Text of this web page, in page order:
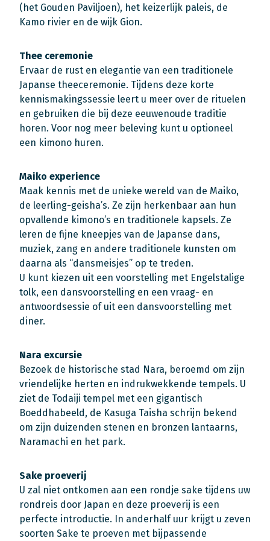
(het Gouden Paviljoen), het keizerlijk paleis, de
Kamo rivier en de wijk Gion.
Thee ceremonie
Ervaar de rust en elegantie van een traditionele
Japanse theeceremonie. Tijdens deze korte
kennismakingssessie leert u meer over de rituelen
en gebruiken die bij deze eeuwenoude traditie
horen. Voor nog meer beleving kunt u optioneel
een kimono huren.
Maiko experience
Maak kennis met de unieke wereld van de Maiko,
de leerling-geisha’s. Ze zijn herkenbaar aan hun
opvallende kimono’s en traditionele kapsels. Ze
leren de fijne kneepjes van de Japanse dans,
muziek, zang en andere traditionele kunsten om
daarna als “dansmeisjes” op te treden.
U kunt kiezen uit een voorstelling met Engelstalige
tolk, een dansvoorstelling en een vraag- en
antwoordsessie of uit een dansvoorstelling met
diner.
Nara excursie
Bezoek de historische stad Nara, beroemd om zijn
vriendelijke herten en indrukwekkende tempels. U
ziet de Todaiji tempel met een gigantisch
Boeddhabeeld, de Kasuga Taisha schrijn bekend
om zijn duizenden stenen en bronzen lantaarns,
Naramachi en het park.
Sake proeverij
U zal niet ontkomen aan een rondje sake tijdens uw
rondreis door Japan en deze proeverij is een
perfecte introductie. In anderhalf uur krijgt u zeven
soorten Sake te proeven met bijpassende